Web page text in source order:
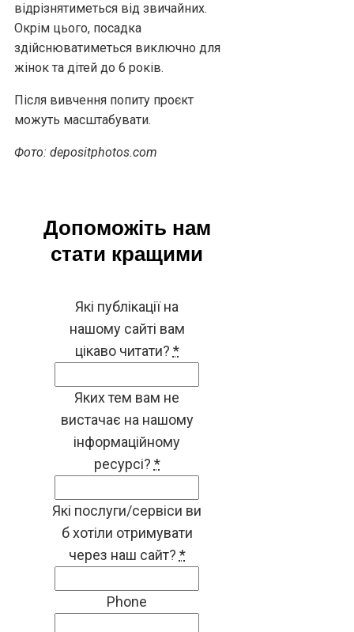
відрізнятиметься від звичайних.
Окрім цього, посадка
здійснюватиметься виключно для
жінок та дітей до 6 років.
Після вивчення попиту проєкт
можуть масштабувати.
Фото: depositphotos.com
Допоможіть нам
стати кращими
Які публікації на
нашому сайті вам
цікаво читати? *
Яких тем вам не
вистачає на нашому
інформаційному
ресурсі? *
Які послуги/сервіси ви
б хотіли отримувати
через наш сайт? *
Phone